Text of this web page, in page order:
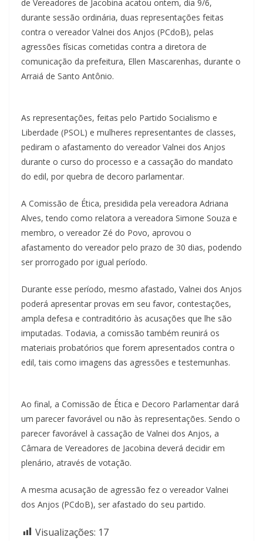
de Vereadores de Jacobina acatou ontem, dia 9/6,
durante sessão ordinária, duas representações feitas
contra o vereador Valnei dos Anjos (PCdoB), pelas
agressões físicas cometidas contra a diretora de
comunicação da prefeitura, Ellen Mascarenhas, durante o
Arraiá de Santo Antônio.
As representações, feitas pelo Partido Socialismo e
Liberdade (PSOL) e mulheres representantes de classes,
pediram o afastamento do vereador Valnei dos Anjos
durante o curso do processo e a cassação do mandato
do edil, por quebra de decoro parlamentar.
A Comissão de Ética, presidida pela vereadora Adriana
Alves, tendo como relatora a vereadora Simone Souza e
membro, o vereador Zé do Povo, aprovou o
afastamento do vereador pelo prazo de 30 dias, podendo
ser prorrogado por igual período.
Durante esse período, mesmo afastado, Valnei dos Anjos
poderá apresentar provas em seu favor, contestações,
ampla defesa e contraditório às acusações que lhe são
imputadas. Todavia, a comissão também reunirá os
materiais probatórios que forem apresentados contra o
edil, tais como imagens das agressões e testemunhas.
Ao final, a Comissão de Ética e Decoro Parlamentar dará
um parecer favorável ou não às representações. Sendo o
parecer favorável à cassação de Valnei dos Anjos, a
Câmara de Vereadores de Jacobina deverá decidir em
plenário, através de votação.
A mesma acusação de agressão fez o vereador Valnei
dos Anjos (PCdoB), ser afastado do seu partido.
Visualizações: 17